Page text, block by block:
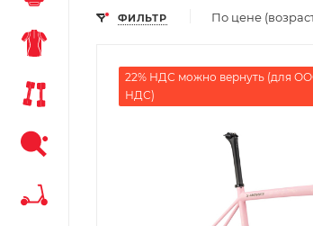
ФИЛЬТР По цене
22% НДС можно вернуть (для
НДС)